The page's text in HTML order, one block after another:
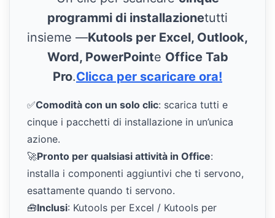
programmi di installazionetutti
insieme —Kutools per Excel, Outlook,
Word, PowerPointe Office Tab
Pro.Clicca per scaricare ora!
✅Comodità con un solo clic: scarica tutti e
cinque i pacchetti di installazione in un’unica
azione.
🚀Pronto per qualsiasi attività in Office:
installa i componenti aggiuntivi che ti servono,
esattamente quando ti servono.
🧰Inclusi: Kutools per Excel / Kutools per